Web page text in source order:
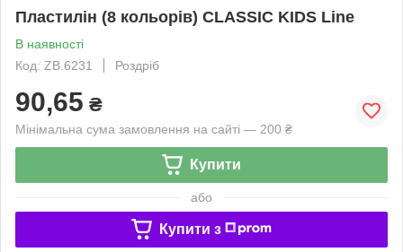
Пластилін (8 кольорів) CLASSIC KIDS Line
В наявності
Код: ZB.6231
Роздріб
90,65 ₴
Мінімальна сума замовлення на сайті — 200 ₴
Купити
або
Купити з